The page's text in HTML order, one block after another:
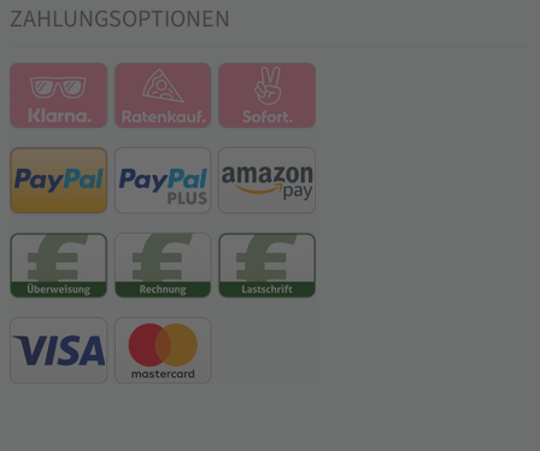
ZAHLUNGSOPTIONEN